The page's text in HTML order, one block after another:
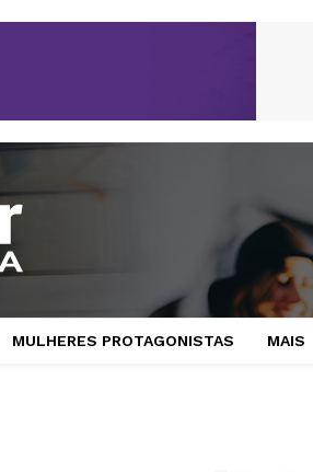
MULHERES PROTAGONISTAS MAIS